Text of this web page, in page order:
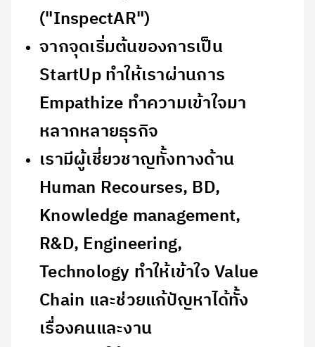
("InspectAR")
จากจุดเริ่มต้นของการเป็น
StartUp ทำให้เราผ่านการ
Empathize ทำความเข้าใจมา
หลากหลายธุรกิจ
เรามีผู้เชี่ยวชาญทั้งทางด้าน
Human Recourses, BD,
Knowledge management,
R&D, Engineering,
Technology ทำให้เข้าใจ Value
Chain และช่วยแก้ปัญหาได้ทั้ง
เรื่องคนและงาน